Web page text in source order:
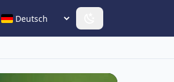
Sprache wählen